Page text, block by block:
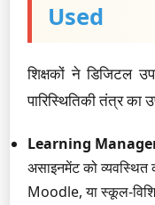
Used
शिक्षकों ने डिजिटल
पारिस्थितिकी तंत्र का
Learning
असाइनमेंट को
Moodle, या स्कूल-